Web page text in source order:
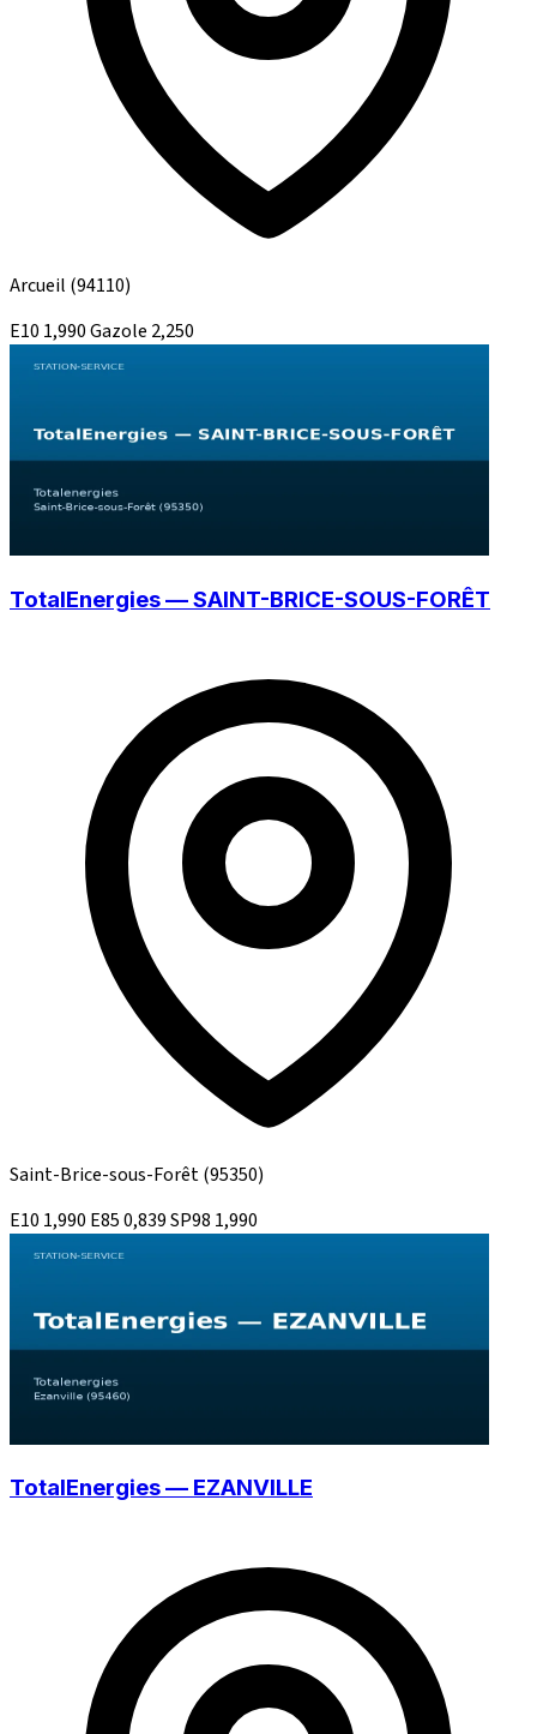
Arcueil (94110)
E10 1,990Gazole 2,250
TotalEnergies — SAINT-BRICE-SOUS-FORÊT
Saint-Brice-sous-Forêt(95350)
E10 1,990 E850,839SP98 1,990
TotalEnergies — EZANVILLE